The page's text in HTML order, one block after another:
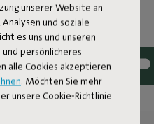
unserer Website an
und soziale
es uns und unseren
persönlicheres
alle Cookies akzeptieren
. Möchten Sie mehr
unsere Cookie-Richtlinie